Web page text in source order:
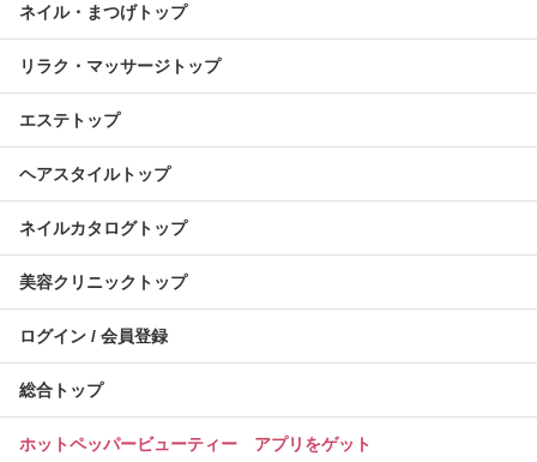
ネイル・まつげトップ
リラク・マッサージトップ
エステトップ
ヘアスタイルトップ
ネイルカタログトップ
美容クリニックトップ
ログイン / 会員登録
総合トップ
ホットペッパービューティー アプリをゲット